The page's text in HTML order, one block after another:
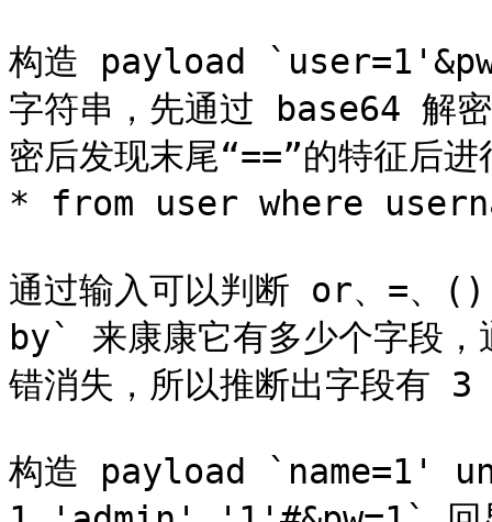
构造 payload
字符串，先通过 base64 解
密后发现末尾“==”的特征
* from user where
通过输入可以判断 or、=、
by` 来康康它有多少个字
错消失，所以推断出字段有 3
构造 payload `name=1'